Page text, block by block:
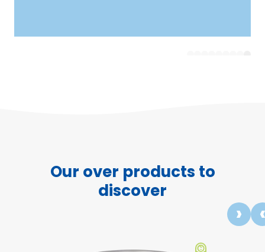
Our over products to
discover